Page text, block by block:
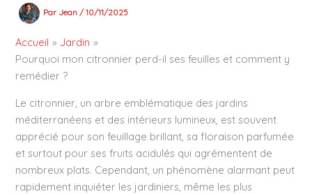
Par Jean/10/11/2025
Accueil
Jardin
Pourquoi mon citronnier perd-il ses feuilles et comment y
remédier ?
Le citronnier, un arbre emblématique des jardins
méditerranéens et des intérieurs lumineux, est souvent
apprécié pour son feuillage brillant, sa floraison parfumée
et surtout pour ses fruits acidulés qui agrémentent de
nombreux plats. Cependant, un phénomène alarmant peut
rapidement inquiéter les jardiniers, même les plus